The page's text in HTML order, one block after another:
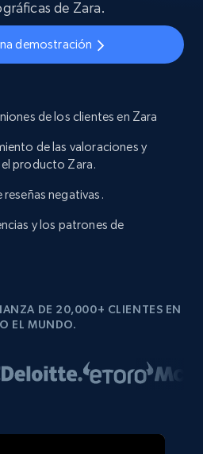
de Zara.
demostración
de los clientes en Zara
de las valoraciones y
producto Zara.
reseñas negativas.
y los patrones de
DE 20,000+ CLIENTES EN
EL MUNDO.